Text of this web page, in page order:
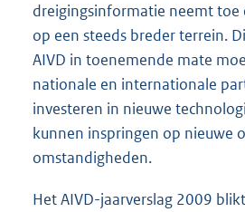
dreigingsinformatie neemt toe
op een steeds breder terrein.
AIVD in toenemende mate
nationale en internationale
investeren in nieuwe
kunnen inspringen op nieuwe
omstandigheden.
Het AIVD-jaarverslag 2009